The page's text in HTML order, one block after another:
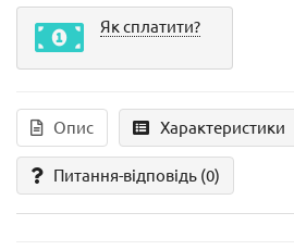
Як сплатити?
Опис Характеристики
Питання-відповідь (0)